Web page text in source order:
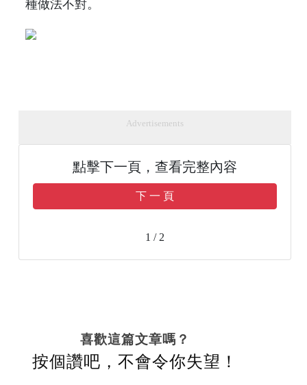
種做法不對。
Advertisements
點擊下一頁，查看完整內容
下 一 頁
1 / 2
喜歡這篇文章嗎？
按個讚吧，不會令你失望！